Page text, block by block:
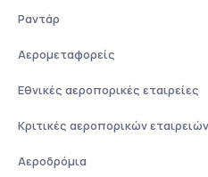
Ραντάρ
Αερομεταφορείς
Εθνικές αεροπορικές εταιρείες
Κριτικές αεροπορικών εταιρειών
Αεροδρόμια